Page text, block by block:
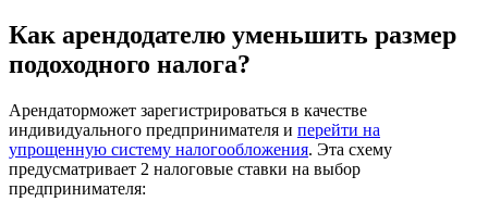
Как арендодателю уменьшить размер
подоходного налога?
Арендаторможет зарегистрироваться в качестве
индивидуального предпринимателя и перейти на
упрощенную систему налогообложения. Эта схему
предусматривает 2 налоговые ставки на выбор
предпринимателя: